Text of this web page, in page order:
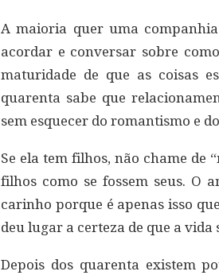
A maioria quer uma
acordar e conversar sobre
maturidade de que as coisas
quarenta sabe que
sem esquecer do romantismo e
Se ela tem filhos, não chame de
filhos como se fossem seus. O
carinho porque é apenas isso
deu lugar a certeza de que a
Depois dos quarenta existem